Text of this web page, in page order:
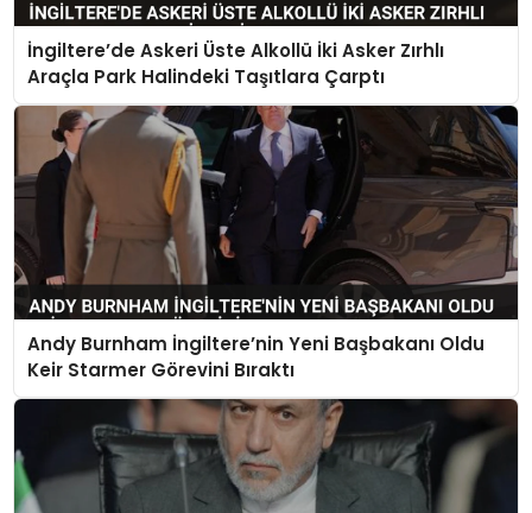
İngiltere’de Askeri Üste Alkollü İki Asker Zırhlı
Araçla Park Halindeki Taşıtlara Çarptı
Andy Burnham İngiltere’nin Yeni Başbakanı Oldu
Keir Starmer Görevini Bıraktı